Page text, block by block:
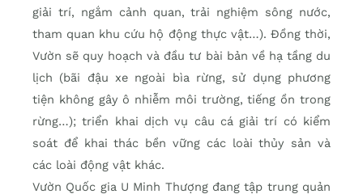
giải trí, ngắm cảnh quan, trải nghiệm sông nước,
tham quan khu cứu hộ động thực vật…). Đồng thời,
Vườn sẽ quy hoạch và đầu tư bài bản về hạ tầng du
lịch (bãi đậu xe ngoài bìa rừng, sử dụng phương
tiện không gây ô nhiễm môi trường, tiếng ồn trong
rừng…); triển khai dịch vụ câu cá giải trí có kiểm
soát để khai thác bền vững các loài thủy sản và
các loài động vật khác.
Vườn Quốc gia U Minh Thượng đang tập trung quản